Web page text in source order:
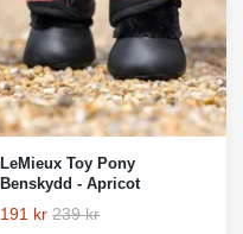
LeMieux Toy Pony
Benskydd - Apricot
191 kr 239 kr